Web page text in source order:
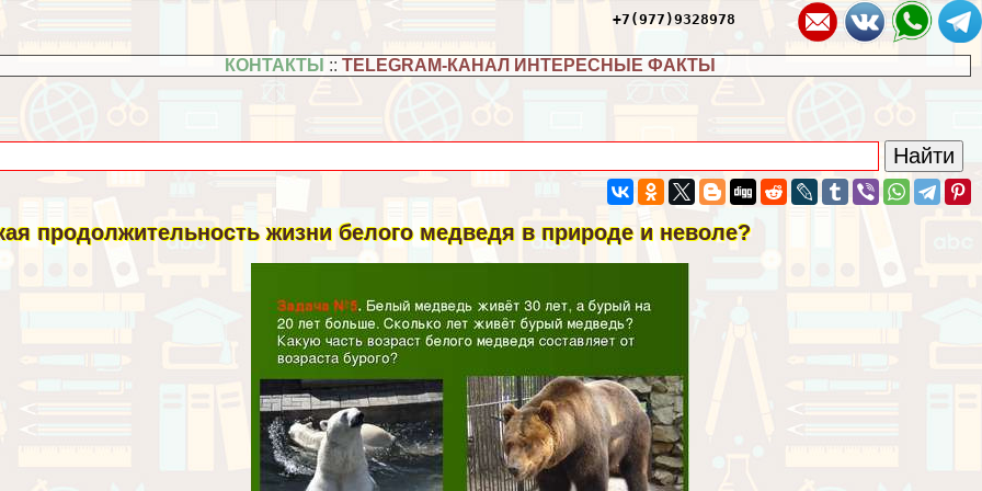
+7(977)9328978
КОНТАКТЫ ::TELEGRAM-КАНАЛ ИНТЕРЕСНЫЕ ФАКТЫ
продолжительность жизни белого медведя в природе и неволе?